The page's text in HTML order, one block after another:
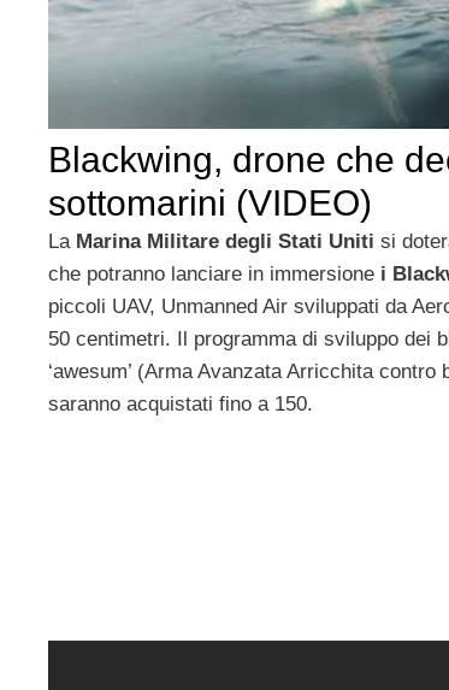
Blackwing, drone che
sottomarini (VIDEO)
La Marina Militare degli Stati Uniti si
che potranno lanciare in immersione i
piccoli UAV, Unmanned Air sviluppati da
50 centimetri. Il programma di sviluppo dei
‘awesum’ (Arma Avanzata Arricchita
saranno acquistati fino a 150.